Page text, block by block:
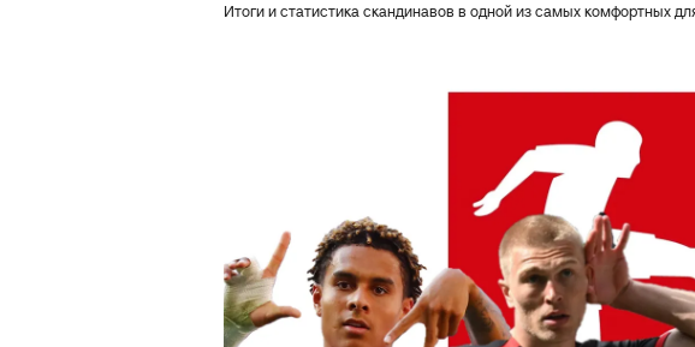
Итоги и статистика скандинавов в одной из самых комфортных